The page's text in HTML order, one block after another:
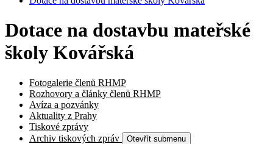
Dotace na dostavbu mateřské
školy Kovářská
Fotogalerie členů RHMP
Rozhovory a články členů RHMP
Avíza a pozvánky
Aktuality z Prahy
Tiskové zprávy
Archiv tiskových zpráv
Otevřít submenu